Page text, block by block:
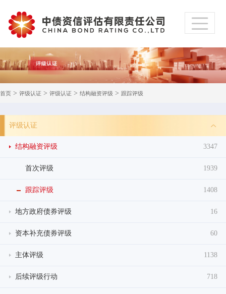
首页 > 评级认证 > 评级认证 > 结构融资评级 > 跟踪评级
评级认证
结构融资评级 3347
首次评级 1939
跟踪评级 1408
地方政府债券评级 16
资本补充债券评级 60
主体评级 1138
后续评级行动 718